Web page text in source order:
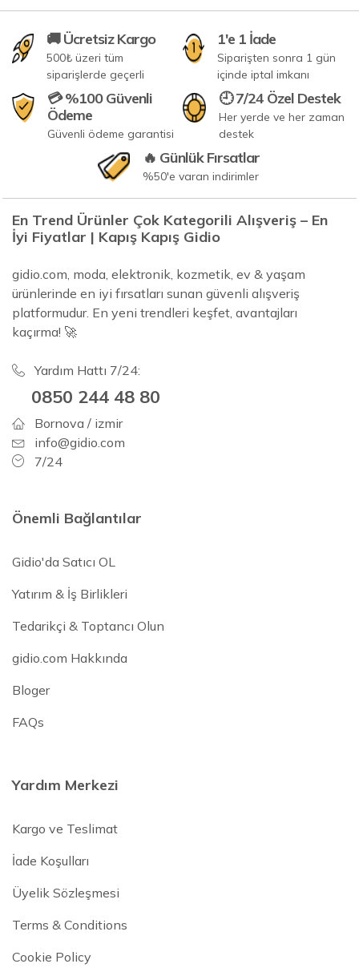
🚚 Ücretsiz Kargo
500₺ üzeri tüm
siparişlerde geçerli
1'e 1 İade
Siparişten sonra 1 gün
içinde iptal imkanı
💳 %100 Güvenli
Ödeme
Güvenli ödeme garantisi
🕘 7/24 Özel Destek
Her yerde ve her zaman
destek
🔥 Günlük Fırsatlar
%50'e varan indirimler
En Trend Ürünler Çok Kategorili Alışveriş – En
İyi Fiyatlar | Kapış Kapış Gidio
gidio.com, moda, elektronik, kozmetik, ev & yaşam
ürünlerinde en iyi fırsatları sunan güvenli alışveriş
platformudur. En yeni trendleri keşfet, avantajları
kaçırma! 🚀
Yardım Hattı 7/24:
0850 244 48 80
Bornova / izmir
info@gidio.com
7/24
Önemli Bağlantılar
Gidio'da Satıcı OL
Yatırım & İş Birlikleri
Tedarikçi & Toptancı Olun
gidio.com Hakkında
Bloger
FAQs
Yardım Merkezi
Kargo ve Teslimat
İade Koşulları
Üyelik Sözleşmesi
Terms & Conditions
Cookie Policy